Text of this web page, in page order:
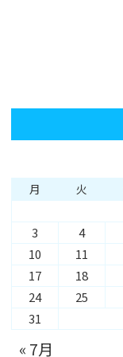
月 火
3
4
10
11
17
18
24
25
31
« 7月